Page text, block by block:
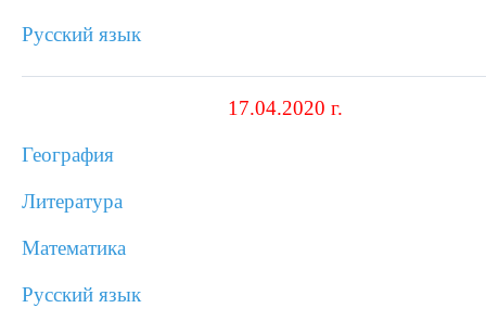
Русский язык
17.04.2020 г.
География
Литература
Математика
Русский язык